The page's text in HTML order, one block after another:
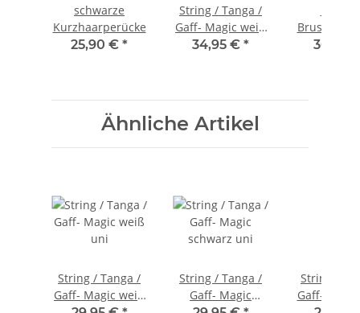
schwarze
Kurzhaarperücke
25,90 € *
String / Tanga /
Gaff- Magic weiß
mit Spitze
34,95 € *
Marke
36,50
Ähnliche Artikel
String / Tanga /
Gaff- Magic weiß
String / Tanga /
Gaff- Magic
String /
Gaff- Magic